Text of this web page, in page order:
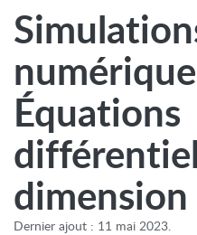
Équations
dimension
Dernier ajout : 11 mai 2023.